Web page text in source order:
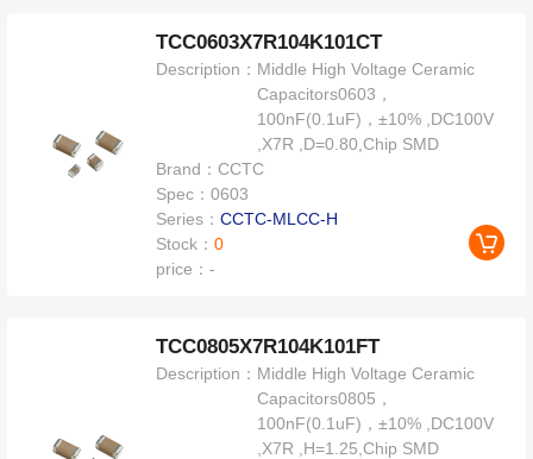
TCC0603X7R104K101CT
Description： Middle High Voltage Ceramic
Capacitors0603，
100nF(0.1uF)，±10% ,DC100V
,X7R ,D=0.80,Chip SMD
Brand：CCTC
Spec：0603
Series：CCTC-MLCC-H
Stock：0
price：-
TCC0805X7R104K101FT
Description： Middle High Voltage Ceramic
Capacitors0805，
100nF(0.1uF)，±10% ,DC100V
,X7R ,H=1.25,Chip SMD